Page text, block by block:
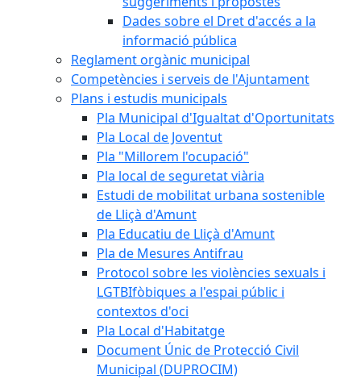
Dades sobre el Dret d'accés a la
informació pública
Reglament orgànic municipal
Competències i serveis de l'Ajuntament
Plans i estudis municipals
Pla Municipal d'Igualtat d'Oportunitats
Pla Local de Joventut
Pla "Millorem l'ocupació"
Pla local de seguretat viària
Estudi de mobilitat urbana sostenible
de Lliçà d'Amunt
Pla Educatiu de Lliçà d'Amunt
Pla de Mesures Antifrau
Protocol sobre les violències sexuals i
LGTBIfòbiques a l'espai públic i
contextos d'oci
Pla Local d'Habitatge
Document Únic de Protecció Civil
Municipal (DUPROCIM)